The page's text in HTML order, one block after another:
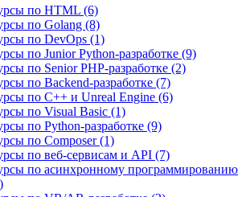
по HTML (6)
по Golang (8)
по DevOps (1)
по Junior Python-разработке (9)
по Senior PHP-разработке (2)
по Backend‑разработке (7)
по C++ и Unreal Engine (6)
по Visual Basic (1)
по Python-разработке (9)
по Composer (1)
по веб‑сервисам и API (7)
по асинхронному программированию